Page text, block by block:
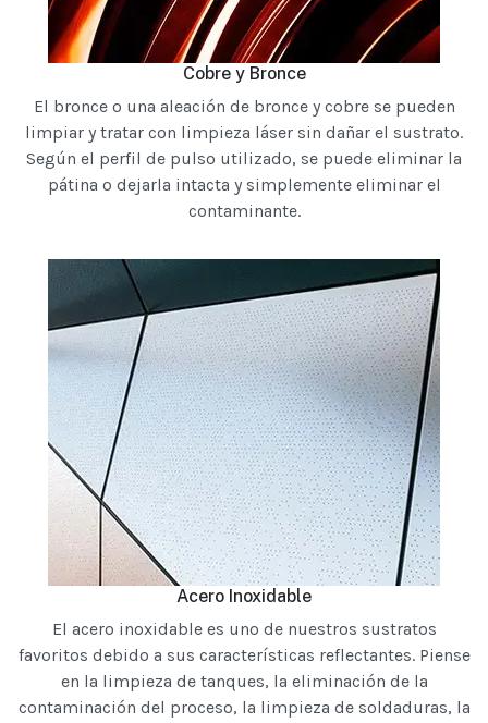
Cobre y Bronce
El bronce o una aleación de bronce y cobre se pueden
limpiar y tratar con limpieza láser sin dañar el sustrato.
Según el perfil de pulso utilizado, se puede eliminar la
pátina o dejarla intacta y simplemente eliminar el
contaminante.
Acero Inoxidable
El acero inoxidable es uno de nuestros sustratos
favoritos debido a sus características reflectantes. Piense
en la limpieza de tanques, la eliminación de la
contaminación del proceso, la limpieza de soldaduras, la